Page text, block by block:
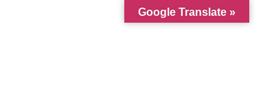
Google Translate »